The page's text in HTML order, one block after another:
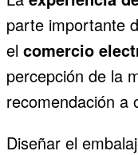
parte importante
el comercio
percepción de la
recomendación a
Diseñar el